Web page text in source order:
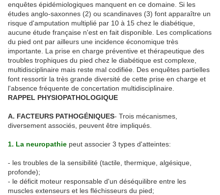
enquêtes épidémiologiques manquent en ce domaine. Si les
études anglo-saxonnes (2) ou scandinaves (3) font apparaître un
risque d'amputation multiplié par 10 à 15 chez le diabétique,
aucune étude française n'est en fait disponible. Les complications
du pied ont par ailleurs une incidence économique très
importante. La prise en charge préventive et thérapeutique des
troubles trophiques du pied chez le diabétique est complexe,
multidisciplinaire mais reste mal codifiée. Des enquêtes partielles
font ressortir la très grande diversité de cette prise en charge et
l'absence fréquente de concertation multidisciplinaire.
RAPPEL PHYSIOPATHOLOGIQUE
A. FACTEURS PATHOGÉNIQUES- Trois mécanismes,
diversement associés, peuvent être impliqués.
1. La neuropathie peut associer 3 types d'atteintes:
- les troubles de la sensibilité (tactile, thermique, algésique,
profonde);
- le déficit moteur responsable d'un déséquilibre entre les
muscles extenseurs et les fléchisseurs du pied;